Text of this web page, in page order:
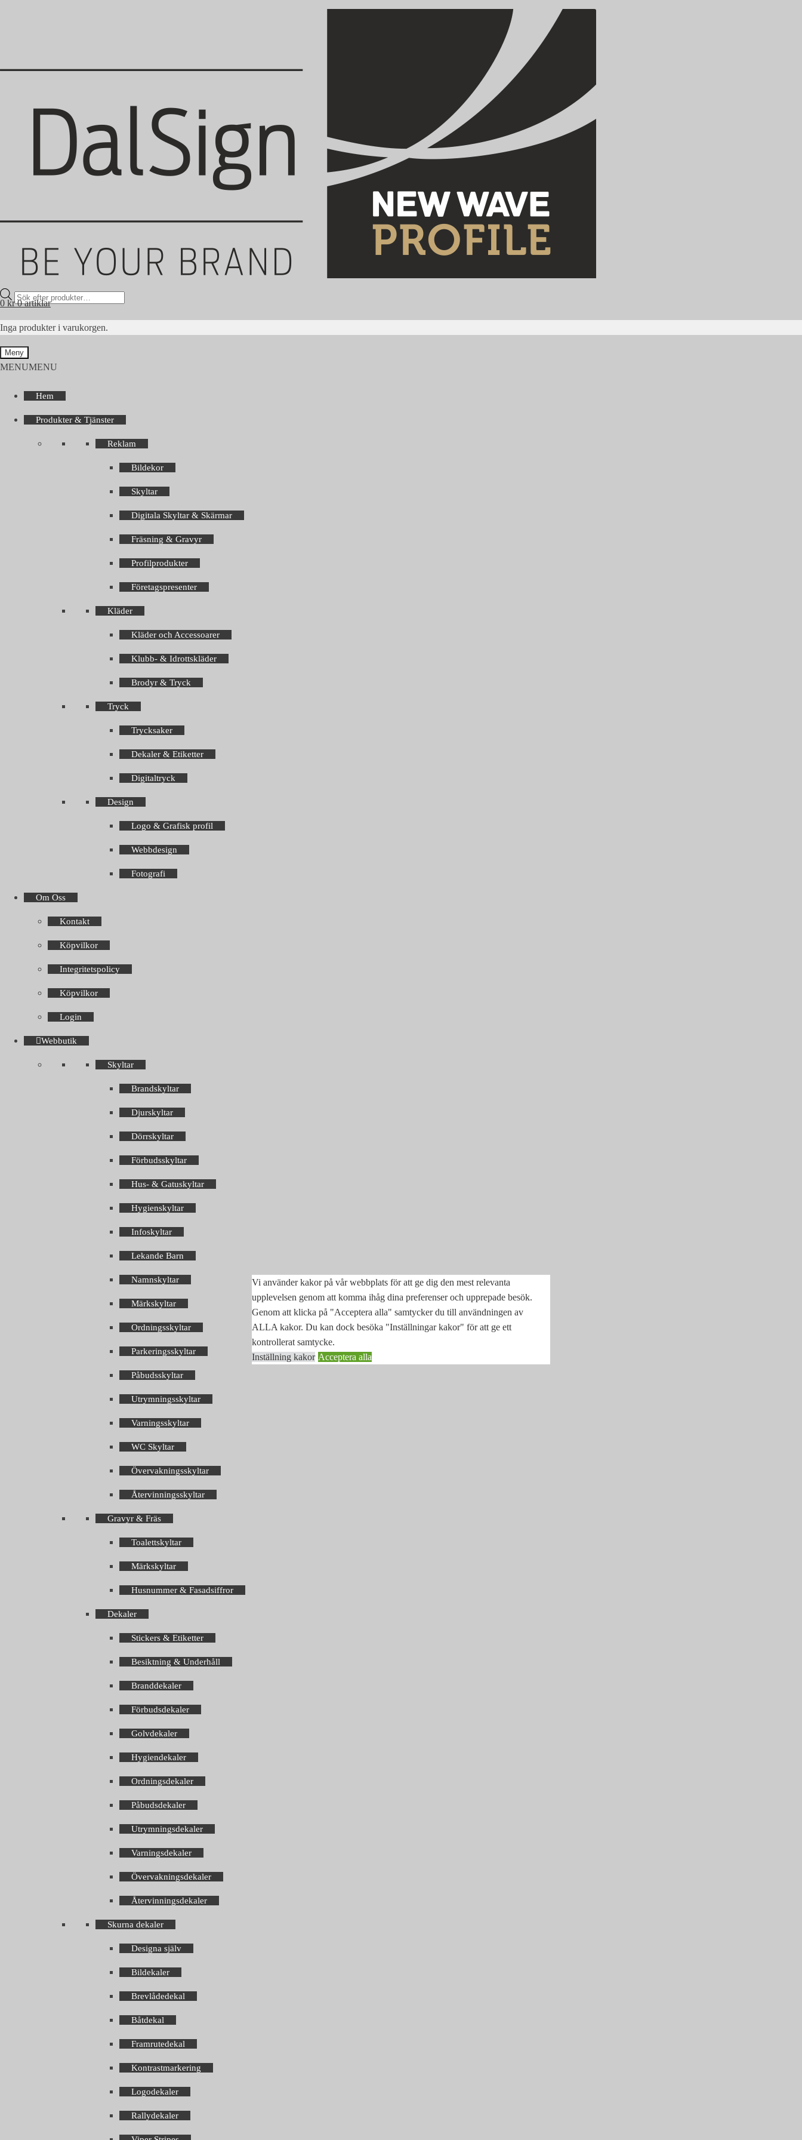
Products
search
0 kr 0 artiklar
Inga produkter i varukorgen.
Meny
MENUMENU
Hem
Produkter & Tjänster
Reklam
Bildekor
Skyltar
Digitala Skyltar & Skärmar
Fräsning & Gravyr
Profilprodukter
Företagspresenter
Kläder
Kläder och Accessoarer
Klubb- & Idrottskläder
Brodyr & Tryck
Tryck
Trycksaker
Dekaler & Etiketter
Digitaltryck
Design
Logo & Grafisk profil
Webbdesign
Fotografi
Om Oss
Kontakt
Köpvilkor
Integritetspolicy
Köpvilkor
Login
Webbutik
Skyltar
Brandskyltar
Djurskyltar
Dörrskyltar
Förbudsskyltar
Hus- & Gatuskyltar
Hygienskyltar
Infoskyltar
Lekande Barn
Namnskyltar
Märkskyltar
Ordningsskyltar
Parkeringsskyltar
Påbudsskyltar
Utrymningsskyltar
Varningsskyltar
WC Skyltar
Övervakningsskyltar
Återvinningsskyltar
Gravyr & Fräs
Toalettskyltar
Märkskyltar
Husnummer & Fasadsiffror
Dekaler
Stickers & Etiketter
Besiktning & Underhåll
Branddekaler
Förbudsdekaler
Golvdekaler
Hygiendekaler
Ordningsdekaler
Påbudsdekaler
Utrymningsdekaler
Varningsdekaler
Övervakningsdekaler
Återvinningsdekaler
Skurna dekaler
Designa själv
Bildekaler
Brevlådedekal
Båtdekal
Framrutedekal
Kontrastmarkering
Logodekaler
Rallydekaler
Vi använder kakor på vår webbplats för att ge dig den mest relevanta
upplevelsen genom att komma ihåg dina preferenser och upprepade besök.
Genom att klicka på "Acceptera alla" samtycker du till användningen av
ALLA kakor. Du kan dock besöka "Inställningar kakor" för att ge ett
kontrollerat samtycke.
Inställning kakor Acceptera alla